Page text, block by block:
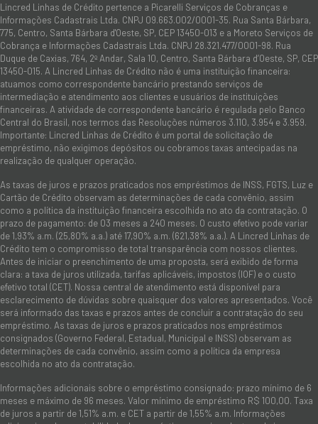
Lincred Linhas de Crédito pertence a Picarelli Serviços de Cobranças e
Informações Cadastrais Ltda. CNPJ 09.663.002/0001-35. Rua Santa Bárbara,
775, Centro, Santa Bárbara d'Oeste, SP, CEP 13450-013 e a Moreto Serviços de
Cobrança e Informações Cadastrais Ltda. CNPJ 28.321.477/0001-98. Rua
Duque de Caxias, 764, 2º Andar, Sala 10, Centro, Santa Bárbara d’Oeste, SP, CEP
13450-015. A Lincred Linhas de Crédito não é uma instituição financeira:
atuamos como correspondente bancário prestando serviços de
intermediação e atendimento aos clientes e usuários de instituições
financeiras. A atividade de correspondente bancário é regulada pelo Banco
Central do Brasil, nos termos das Resoluções números 3.110, 3.954 e 3.959.
Importante: Lincred Linhas de Crédito é um portal de solicitação de
empréstimo, não exigimos depósitos ou cobramos taxas antecipadas na
realização de qualquer operação.
As taxas de juros e prazos praticados nos empréstimos de INSS, FGTS, Luz e
Cartão de Crédito observam as determinações de cada convênio, assim
como a política da instituição financeira escolhida no ato da contratação. O
prazo de pagamento: de 03 meses a 240 meses. O custo efetivo pode variar
de 1,93% a.m. (25,80% a.a.) até 17,90% a.m. (621,38% a.a.). A Lincred Linhas de
Crédito tem o compromisso de total transparência com nossos clientes.
Antes de iniciar o preenchimento de uma proposta, será exibido de forma
clara: a taxa de juros utilizada, tarifas aplicáveis, impostos (IOF) e o custo
efetivo total (CET). Nossa central de atendimento está disponível para
esclarecimento de dúvidas sobre quaisquer dos valores apresentados. Você
será informado das taxas e prazos antes de concluir a contratação do seu
empréstimo. As taxas de juros e prazos praticados nos empréstimos
consignados (Governo Federal, Estadual, Municipal e INSS) observam as
determinações de cada convênio, assim como a política da empresa
escolhida no ato da contratação.
Informações adicionais sobre o empréstimo consignado: prazo mínimo de 6
meses e máximo de 96 meses. Valor mínimo de empréstimo R$ 100,00. Taxa
de juros a partir de 1,51% a.m. e CET a partir de 1,55% a.m. Informações